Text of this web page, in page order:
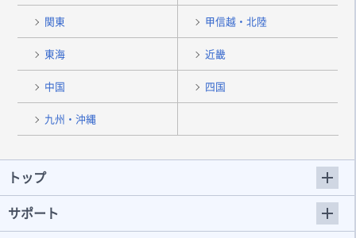
関東 甲信越・北陸
東海 近畿
中国 四国
九州・沖縄
トップ
サポート